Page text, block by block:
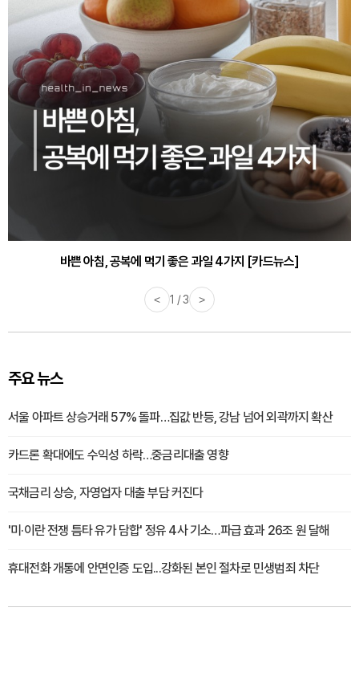
바쁜 아침, 공복에 먹기 좋은 과일 4가지 [카드뉴스]
30대부터 유병률 2배...여자에게 꼭 필요한 검사는? [카드뉴스]
< 1 / 3 >
주요 뉴스
서울 아파트 상승거래 57% 돌파…집값 반등, 강남 넘어 외곽까지 확산
카드론 확대에도 수익성 하락…중금리대출 영향
국채금리 상승, 자영업자 대출 부담 커진다
'미·이란 전쟁 틈타 유가 담합' 정유 4사 기소…파급 효과 26조 원 달해
휴대전화 개통에 안면인증 도입...강화된 본인 절차로 민생범죄 차단